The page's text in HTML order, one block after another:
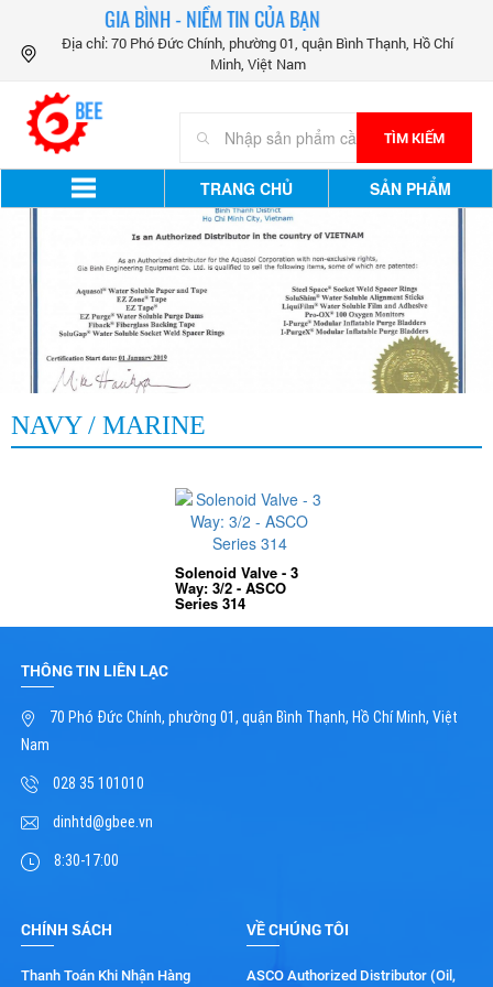
GIA BÌNH - NIỀM TIN CỦA BẠN
Địa chỉ: 70 Phó Đức Chính, phường 01, quận Bình Thạnh, Hồ Chí
Minh, Việt Nam
TÌM KIẾM
TRANG CHỦ SẢN PHẨM
NAVY / MARINE
Solenoid Valve - 3
Way: 3/2 - ASCO
Series 314
THÔNG TIN LIÊN LẠC
70 Phó Đức Chính, phường 01, quận Bình Thạnh, Hồ Chí Minh, Việt
Nam
028 35 101010
dinhtd@gbee.vn
8:30-17:00
CHÍNH SÁCH
Thanh Toán Khi Nhận Hàng
VỀ CHÚNG TÔI
ASCO Authorized Distributor (Oil,